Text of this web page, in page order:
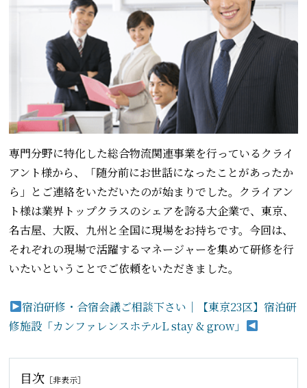
専門分野に特化した総合物流関連事業を行っているクライ
アント様から、「随分前にお世話になったことがあったか
ら」とご連絡をいただいたのが始まりでした。クライアン
ト様は業界トップクラスのシェアを誇る大企業で、東京、
名古屋、大阪、九州と全国に現場をお持ちです。今回は、
それぞれの現場で活躍するマネージャーを集めて研修を行
いたいということでご依頼をいただきました。
宿泊研修・合宿会議ご相談下さい｜【東京23区】宿泊研
修施設「カンファレンスホテルL stay & grow」
目次 ［非表示］